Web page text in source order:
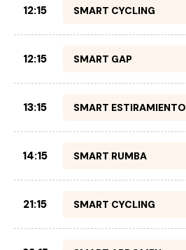
12:15 SMART CYCLING
12:15 SMART GAP
13:15 SMART ESTIRAMIENTO
14:15 SMART RUMBA
21:15 SMART CYCLING